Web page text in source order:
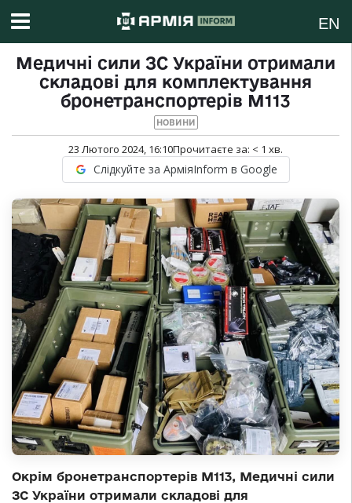
EN
Медичні сили ЗС України отримали
складові для комплектування
бронетранспортерів М113
НОВИНИ
23 Лютого 2024, 16:10Прочитаєте за: < 1 хв.
Слідкуйте за АрміяInform в Google
Окрім бронетранспортерів М113, Медичні сили
ЗС України отримали складові для